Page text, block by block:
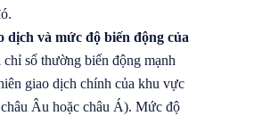
dịch và mức độ biến động của
số thường biến động mạnh
giao dịch chính của khu vực
Âu hoặc châu Á). Mức độ